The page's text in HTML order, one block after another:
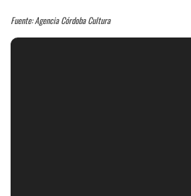
Fuente: Agencia Córdoba Cultura